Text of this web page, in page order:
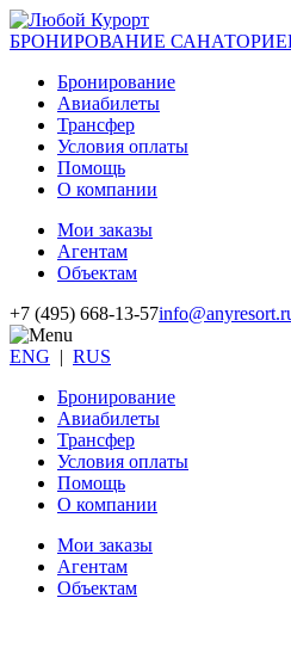
БРОНИРОВАНИЕ
Бронирование
Авиабилеты
Трансфер
Условия оплаты
Помощь
О компании
Мои заказы
Агентам
Объектам
+7 (495) 668-13-57
ENG | RUS
Бронирование
Авиабилеты
Трансфер
Условия оплаты
Помощь
О компании
Мои заказы
Агентам
Объектам